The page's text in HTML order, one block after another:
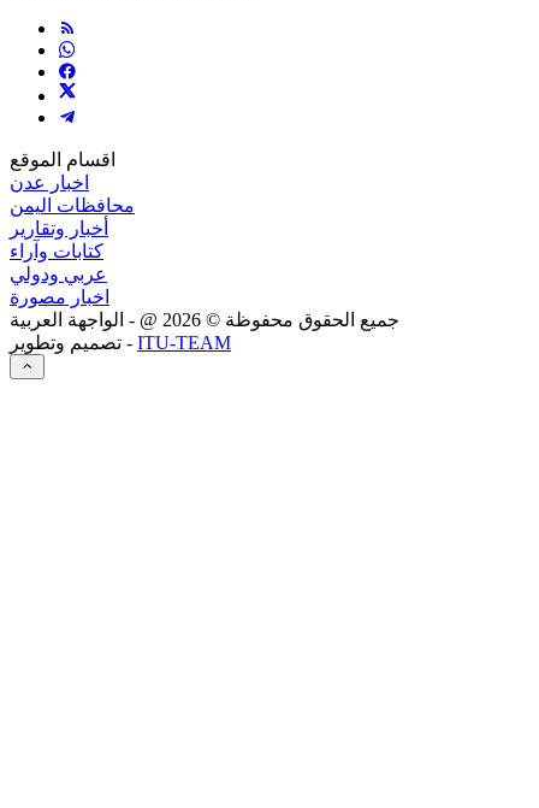
اقسام الموقع
اخبار عدن
محافظات اليمن
أخبار وتقارير
كتابات وآراء
عربي ودولي
اخبار مصورة
جميع الحقوق محفوظة © 2026 @ - الواجهة العربية
تصميم وتطوير - ITU-TEAM